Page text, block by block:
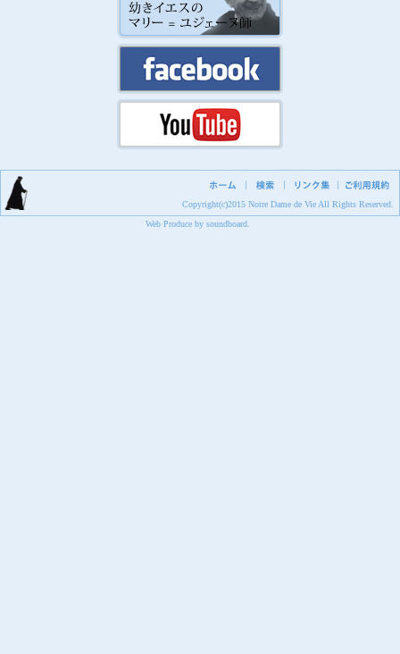
Copyright(c)2015 Notre Dame de Vie All Rights Reserved.
Web Produceby soundboard.